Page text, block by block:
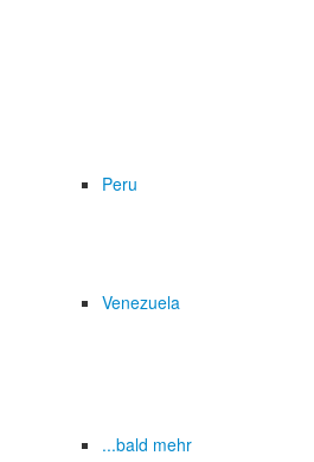
Peru
Venezuela
...bald mehr